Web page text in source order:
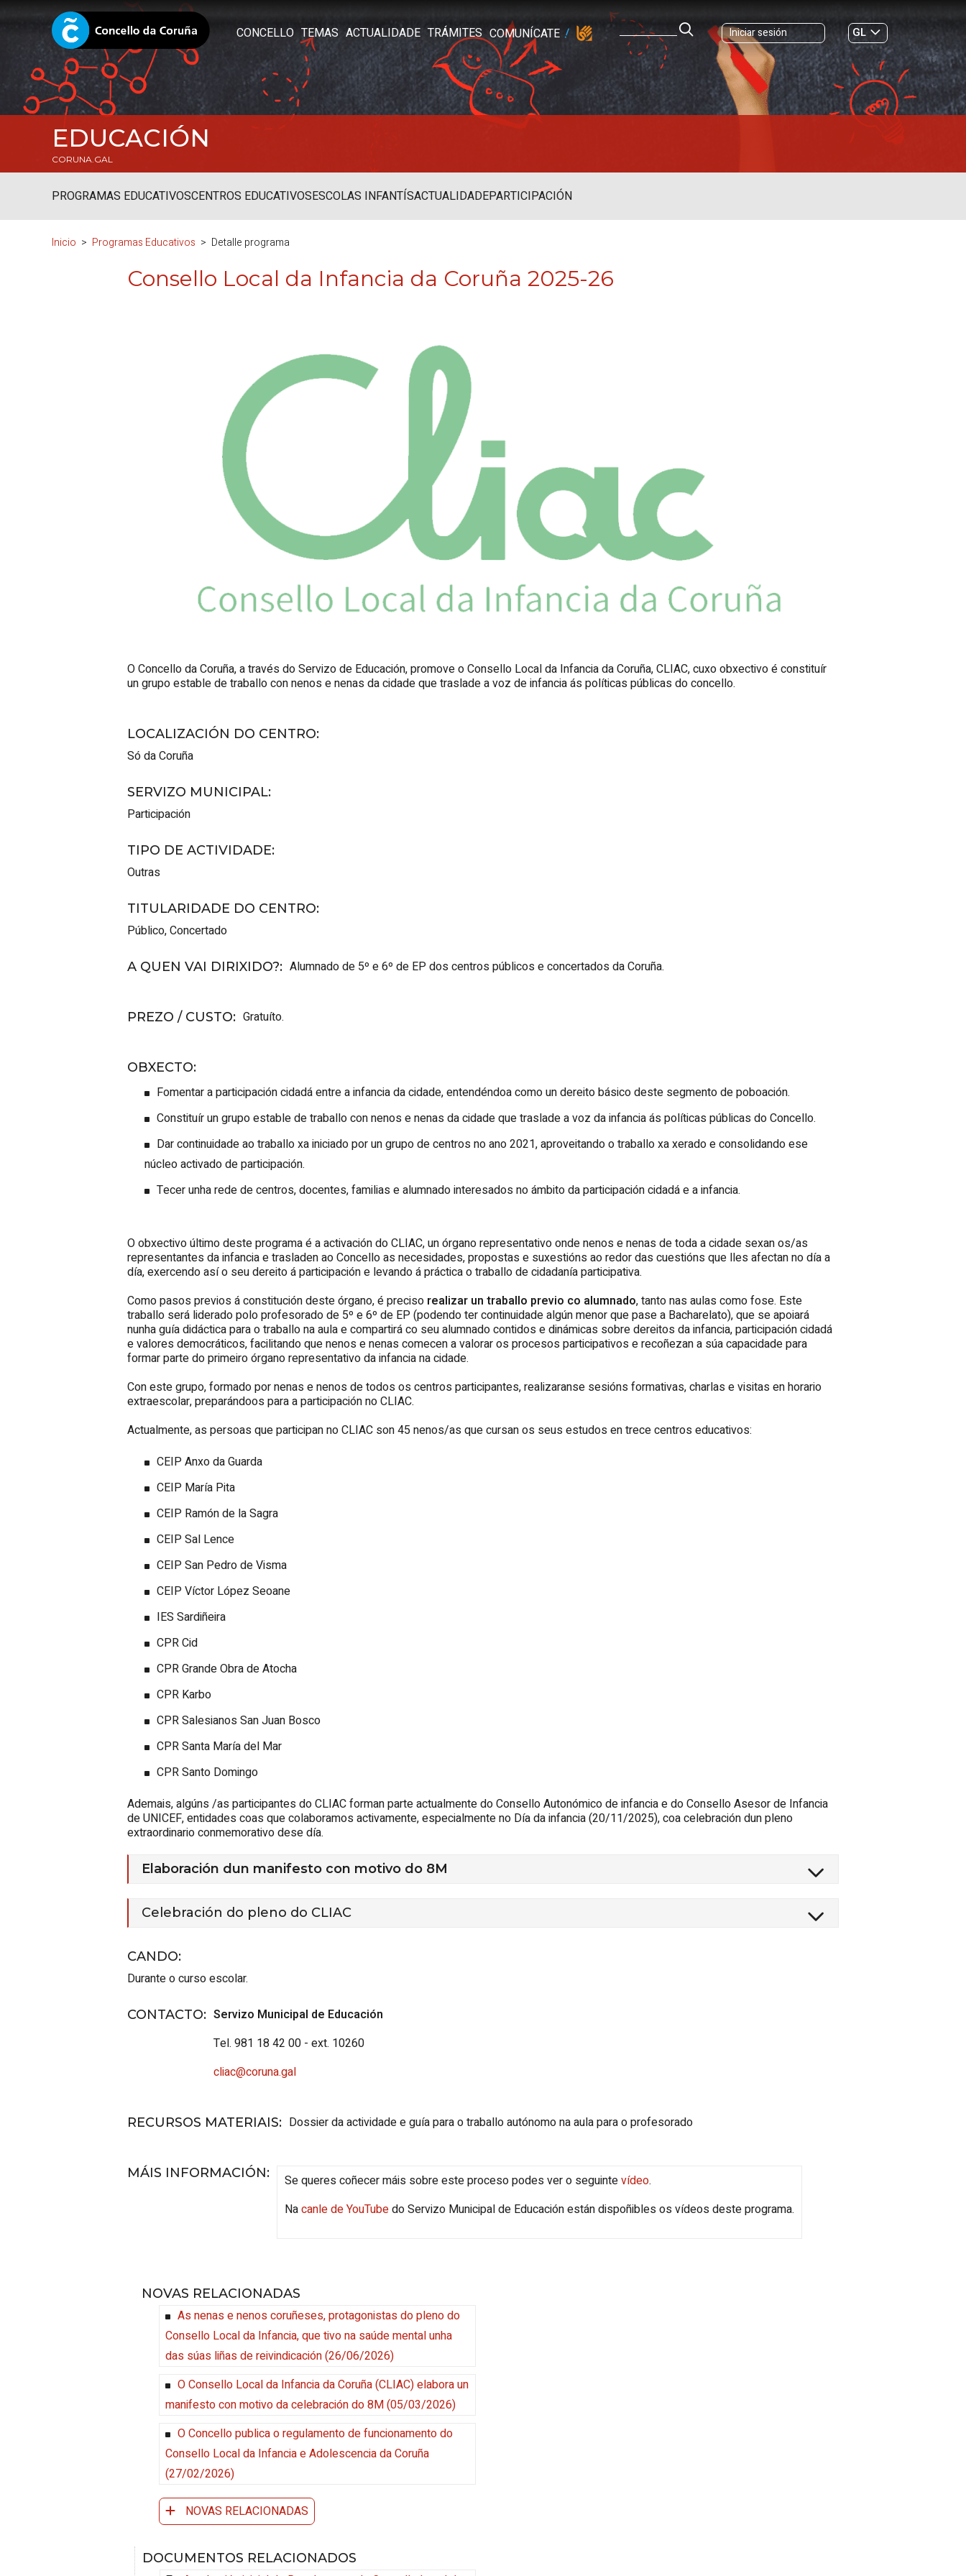
CONCELLO TEMAS ACTUALIDADE TRÁMITES COMUNÍCATE Iniciar sesión
GL
ES|
EDUCACIÓN
CORUNA.GAL
PROGRAMAS EDUCATIVOSCENTROS EDUCATIVOSESCOLAS INFANTÍSACTUALIDADEPARTICIPACIÓN
Inicio Programas Educativos Detalle programa
Consello Local da Infancia da Coruña 2025-26
O Concello da Coruña, a través do Servizo de Educación, promove o Consello Local da Infancia da Coruña, CLIAC, cuxo obxectivo é constituír
un grupo estable de traballo con nenos e nenas da cidade que traslade a voz de infancia ás políticas públicas do concello.
LOCALIZACIÓN DO CENTRO:
Só da Coruña
SERVIZO MUNICIPAL:
Participación
TIPO DE ACTIVIDADE:
Outras
TITULARIDADE DO CENTRO:
Público,Concertado
A QUEN VAI DIRIXIDO?: Alumnado de 5º e 6º de EP dos centros públicos e concertados da Coruña.
PREZO / CUSTO: Gratuíto.
OBXECTO:
Fomentar a participación cidadá entre a infancia da cidade, entendéndoa como un dereito básico deste segmento de poboación.
Constituír un grupo estable de traballo con nenos e nenas da cidade que traslade a voz da infancia ás políticas públicas do Concello.
Dar continuidade ao traballo xa iniciado por un grupo de centros no ano 2021, aproveitando o traballo xa xerado e consolidando ese
núcleo activado de participación.
Tecer unha rede de centros, docentes, familias e alumnado interesados no ámbito da participación cidadá e a infancia.
O obxectivo último deste programa é a activación do CLIAC, un órgano representativo onde nenos e nenas de toda a cidade sexan os/as
representantes da infancia e trasladen ao Concello as necesidades, propostas e suxestións ao redor das cuestións que lles afectan no día a
día, exercendo así o seu dereito á participación e levando á práctica o traballo de cidadanía participativa.
Como pasos previos á constitución deste órgano, é preciso realizar un traballo previo co alumnado, tanto nas aulas como fose. Este
traballo será liderado polo profesorado de 5º e 6º de EP (podendo ter continuidade algún menor que pase a Bacharelato), que se apoiará
nunha guía didáctica para o traballo na aula e compartirá co seu alumnado contidos e dinámicas sobre dereitos da infancia, participación cidadá
e valores democráticos, facilitando que nenos e nenas comecen a valorar os procesos participativos e recoñezan a súa capacidade para
formar parte do primeiro órgano representativo da infancia na cidade.
Con este grupo, formado por nenas e nenos de todos os centros participantes, realizaranse sesións formativas, charlas e visitas en horario
extraescolar, preparándoos para a participación no CLIAC.
Actualmente, as persoas que participan no CLIAC son 45 nenos/as que cursan os seus estudos en trece centros educativos:
CEIP Anxo da Guarda
CEIP María Pita
CEIP Ramón de la Sagra
CEIP Sal Lence
CEIP San Pedro de Visma
CEIP Víctor López Seoane
IES Sardiñeira
CPR Cid
CPR Grande Obra de Atocha
CPR Karbo
CPR Salesianos San Juan Bosco
CPR Santa María del Mar
CPR Santo Domingo
Ademais, algúns /as participantes do CLIAC forman parte actualmente do Consello Autonómico de infancia e do Consello Asesor de Infancia
de UNICEF, entidades coas que colaboramos activamente, especialmente no Día da infancia (20/11/2025), coa celebración dun pleno
extraordinario conmemorativo dese día.
Elaboración dun manifesto con motivo do 8M
Celebración do pleno do CLIAC
CANDO:
Durante o curso escolar.
CONTACTO: Servizo Municipal de Educación
Tel. 981 18 42 00 - ext. 10260
cliac@coruna.gal
RECURSOS MATERIAIS: Dossier da actividade e guía para o traballo autónomo na aula para o profesorado
MÁIS INFORMACIÓN: Se queres coñecer máis sobre este proceso podes ver o seguintevídeo.
Nacanle de YouTubedo Servizo Municipal de Educación están dispoñibles os vídeos deste programa.
NOVAS RELACIONADAS
As nenas e nenos coruñeses, protagonistas do pleno do
Consello Local da Infancia, que tivo na saúde mental unha
das súas liñas de reivindicación(26/06/2026)
O Consello Local da Infancia da Coruña (CLIAC) elabora un
manifesto con motivo da celebración do 8M(05/03/2026)
O Concello publica o regulamento de funcionamento do
Consello Local da Infancia e Adolescencia da Coruña
(27/02/2026)
NOVAS RELACIONADAS
DOCUMENTOS RELACIONADOS